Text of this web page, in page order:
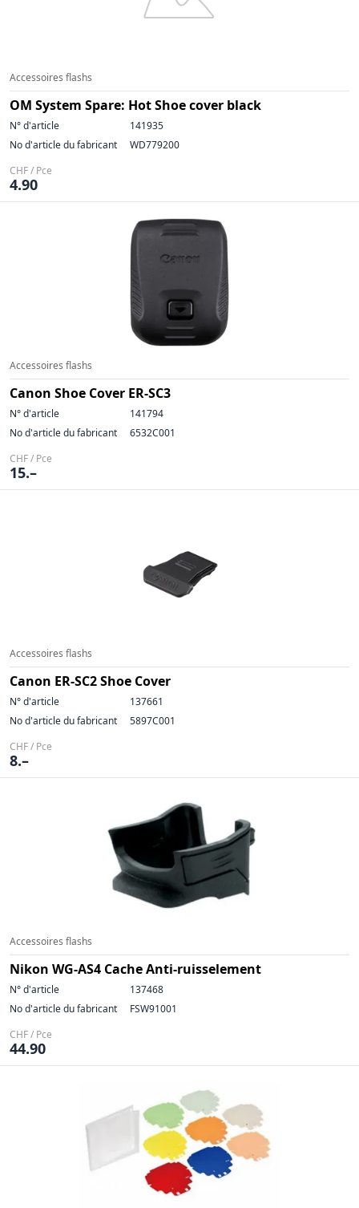
Accessoires flashs
OM System Spare: Hot Shoe cover black
N° d'article
141935
No d'article du fabricant
WD779200
CHF / Pce
4.90
Accessoires flashs
Canon Shoe Cover ER-SC3
N° d'article
141794
No d'article du fabricant
6532C001
CHF / Pce
15.–
Accessoires flashs
Canon ER-SC2 Shoe Cover
N° d'article
137661
No d'article du fabricant
5897C001
CHF / Pce
8.–
Accessoires flashs
Nikon WG-AS4 Cache Anti-ruisselement
N° d'article
137468
No d'article du fabricant
FSW91001
CHF / Pce
44.90